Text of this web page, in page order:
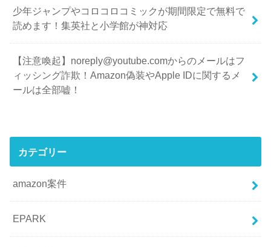
少年ジャンプやコロコロコミックが期間限定で無料で
読めます！集英社と小学館が神対応
【注意喚起】noreply@youtube.comからのメールはフ
ィッシング詐欺！Amazon偽装やApple IDに関するメ
ールは全部嘘！
カテゴリー
amazon案件
EPARK